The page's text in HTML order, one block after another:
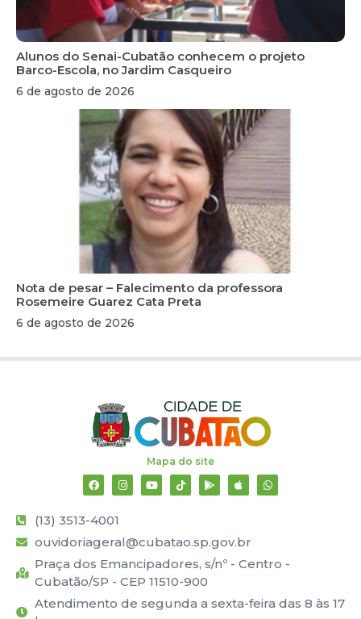
Alunos do Senai-Cubatão conhecem o projeto
Barco-Escola, no Jardim Casqueiro
6 de agosto de 2026
Nota de pesar – Falecimento da professora
Rosemeire Guarez Cata Preta
6 de agosto de 2026
Mapa do site
(13) 3513-4001
ouvidoriageral@cubatao.sp.gov.br
Praça dos Emancipadores, s/nº - Centro -
Cubatão/SP - CEP 11510-900
Atendimento de segunda a sexta-feira das 8 às 17